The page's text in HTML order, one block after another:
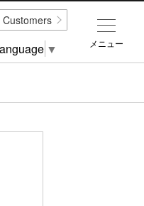
メニュー
▼